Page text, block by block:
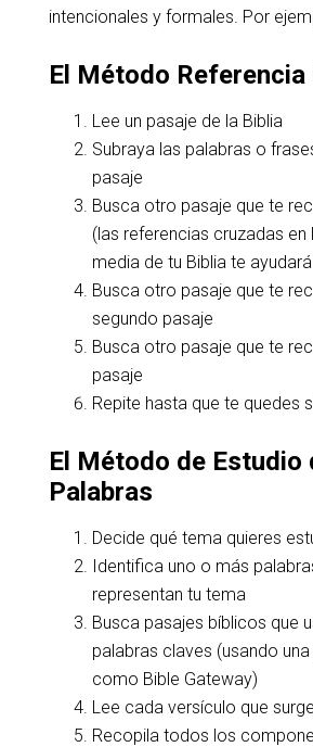
intencionales y formales. Por
El Método Referencia
Lee un pasaje de la Biblia
Subraya las palabras o
pasaje
Busca otro pasaje que te
(las referencias cruzadas en
media de tu Biblia te
Busca otro pasaje que te
segundo pasaje
Busca otro pasaje que te
pasaje
Repite hasta que te quedes
El Método de Estudio
Palabras
Decide qué tema quieres
Identifica uno o más
representan tu tema
Busca pasajes bíblicos que
palabras claves (usando
como Bible Gateway)
Lee cada versículo que surge
Recopila todos los